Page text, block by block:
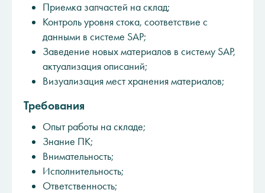
Приемка запчастей на склад;
Контроль уровня стока, соответствие с
данными в системе SAP;
Заведение новых материалов в систему SAP,
актуализация описаний;
Визуализация мест хранения материалов;
Требования
Опыт работы на складе;
Знание ПК;
Внимательность;
Исполнительность;
Ответственность;